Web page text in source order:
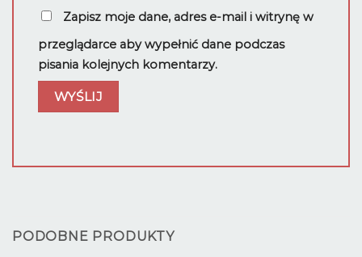
Zapisz moje dane, adres e-mail i witrynę w
przeglądarce aby wypełnić dane podczas
pisania kolejnych komentarzy.
PODOBNE PRODUKTY